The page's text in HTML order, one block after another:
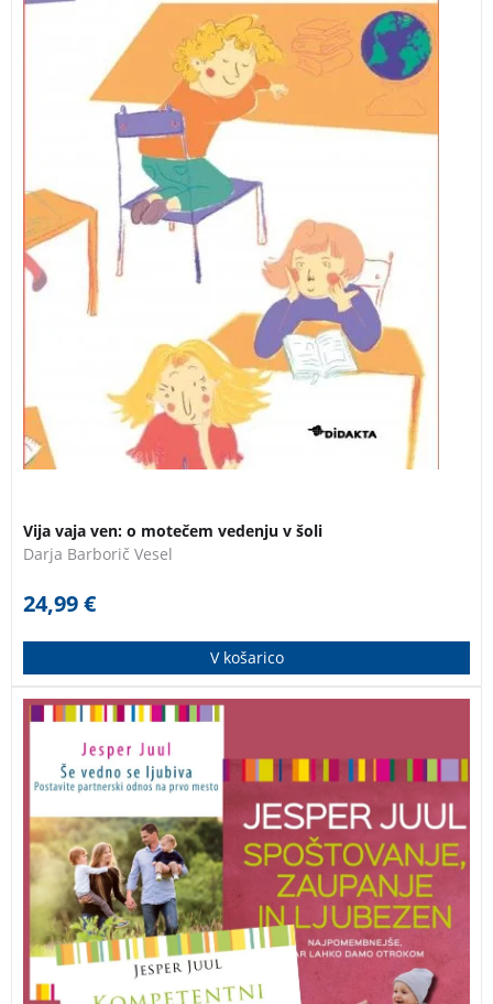
Vija vaja ven: o motečem vedenju v šoli
Darja Barborič Vesel
24,99€
V košarico
Jesperja Juula obsega tri knjige, ki obravnavajo
sodobne pristope k vzgoji otrok in krepitvi odnosov.